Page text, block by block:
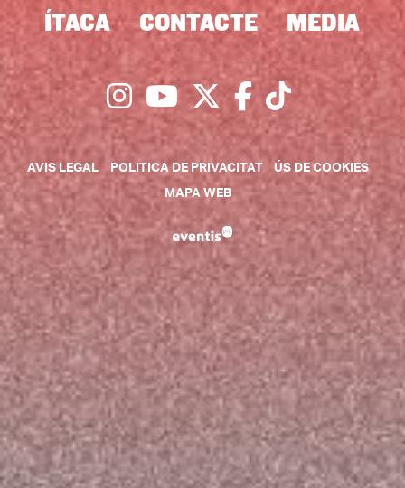
ÍTACA CONTACTE MEDIA
Link a instagram
Link a youtube
Link a twitter
Link aLink a
AVIS LEGAL POLITICA DE PRIVACITAT
ÚS DE COOKIES
MAPA WEB